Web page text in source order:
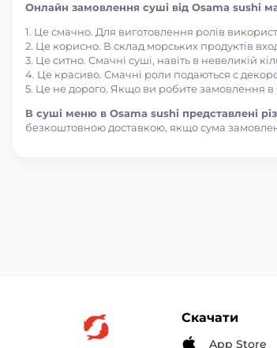
Онлайн замовлення суші від Osama sushi
1. Це смачно. Для виготовлення ролів
2. Це корисно. В склад морських продуктів
3. Це ситно. Смачні суші, навіть в невеликій
4. Це красиво. Смачні роли подаються с
5. Це не дорого. Якщо ви робите замовлення в
В суші меню в Osama sushi представлені
безкоштовною доставкою, якщо сума
Скачати
App Store